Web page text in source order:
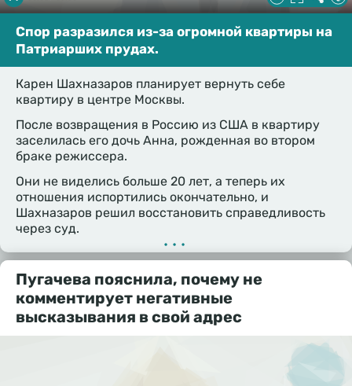
Спор разразился из-за огромной квартиры на
Патриарших прудах.
Карен Шахназаров планирует вернуть себе
квартиру в центре Москвы.
После возвращения в Россию из США в квартиру
заселилась его дочь Анна, рожденная во втором
браке режиссера.
Они не виделись больше 20 лет, а теперь их
отношения испортились окончательно, и
Шахназаров решил восстановить справедливость
через суд.
•••
Пугачева пояснила, почему не
комментирует негативные
высказывания в свой адрес